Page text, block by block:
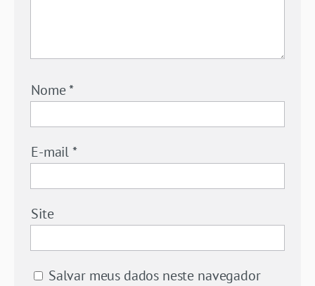
Nome*
E-mail*
Site
Salvar meus dados neste navegador